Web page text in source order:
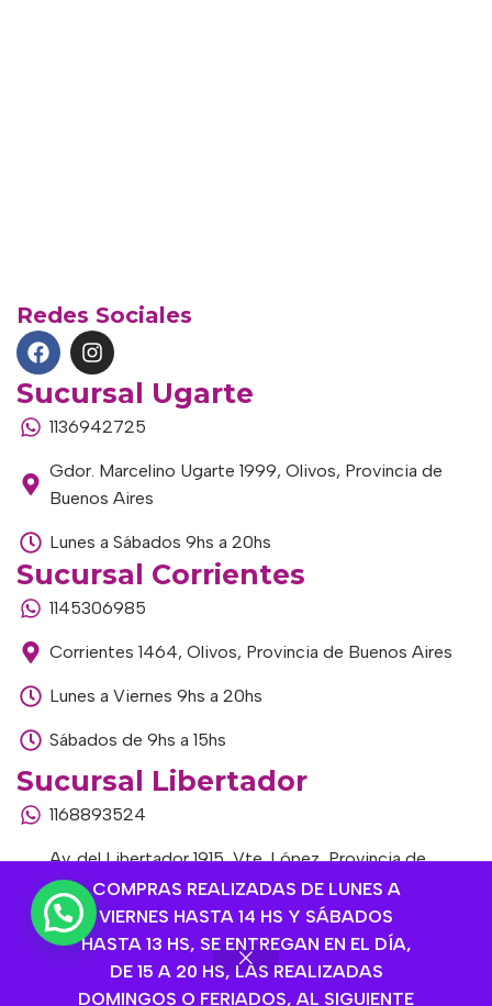
COMPRAS REALIZADAS DE LUNES A
VIERNES HASTA 14 HS Y SÁBADOS
HASTA 13 HS, SE ENTREGAN EN EL DÍA,
DE 15 A 20 HS, LAS REALIZADAS
DOMINGOS O FERIADOS, AL SIGUIENTE
Redes Sociales
Sucursal Ugarte
1136942725
Gdor. Marcelino Ugarte 1999, Olivos, Provincia de
Buenos Aires
Lunes a Sábados 9hs a 20hs
Sucursal Corrientes
1145306985
Corrientes 1464, Olivos, Provincia de Buenos Aires
Lunes a Viernes 9hs a 20hs
Sábados de 9hs a 15hs
Sucursal Libertador
1168893524
Av. del Libertador 1915, Vte. López, Provincia de
Buenos Aires
Lunes a Viernes de 9hs a 13hs / 16hs a 20hs
Sábados de 9hs a 15hs